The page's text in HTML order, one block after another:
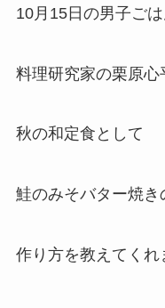
10月15日の男子ご
料理研究家の栗原
秋の和定食として
鮭のみそバター焼き
作り方を教えてくれ